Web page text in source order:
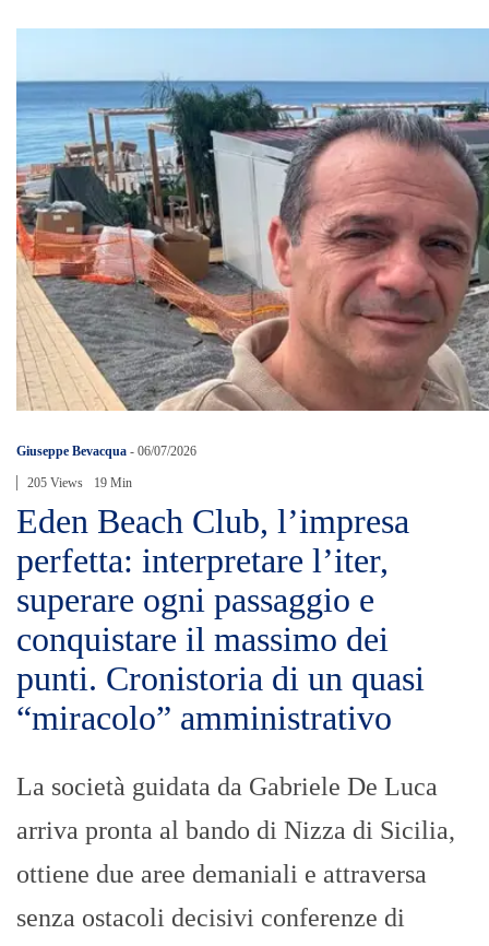
Giuseppe Bevacqua - 06/07/2026
205 Views 19 Min
Eden Beach Club, l’impresa
perfetta: interpretare l’iter,
superare ogni passaggio e
conquistare il massimo dei
punti. Cronistoria di un quasi
“miracolo” amministrativo
La società guidata da Gabriele De Luca
arriva pronta al bando di Nizza di Sicilia,
ottiene due aree demaniali e attraversa
senza ostacoli decisivi conferenze di